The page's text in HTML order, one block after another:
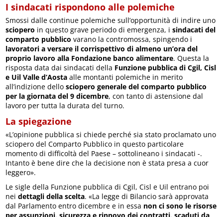
I sindacati rispondono alle polemiche
Smossi dalle continue polemiche sull’opportunità di indire uno
sciopero in questo grave periodo di emergenza, isindacati del
comparto pubblico varano la contromossa, spingendo i
lavoratori a versare il corrispettivo di almeno un’ora del
proprio lavoro alla Fondazione banco alimentare. Questa la
risposta data dai sindacati della Funzione pubblica di Cgil, Cisl
e Uil Valle d’Aosta alle montanti polemiche in merito
all’indizione dellosciopero generale del comparto pubblico
per la giornata del 9 dicembre, con tanto di astensione dal
lavoro per tutta la durata del turno.
La spiegazione
«L’opinione pubblica si chiede perché sia stato proclamato uno
sciopero del Comparto Pubblico in questo particolare
momento di difficoltà del Paese – sottolineano i sindacati -.
Intanto è bene dire che la decisione non è stata presa a cuor
leggero».
Le sigle della Funzione pubblica di Cgil, Cisl e Uil entrano poi
neidettagli della scelta. «La legge di Bilancio sarà approvata
dal Parlamento entro dicembre e in essa non ci sono le risorse